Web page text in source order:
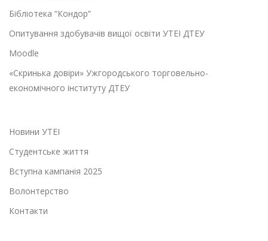
Бібліотека “Кондор”
Опитування здобувачів вищої освіти УТЕІ ДТЕУ
Moodle
«Скринька довіри» Ужгородського торговельно-
економічного інституту ДТЕУ
Новини УТЕІ
Студентське життя
Вступна кампанія 2025
Волонтерство
Контакти